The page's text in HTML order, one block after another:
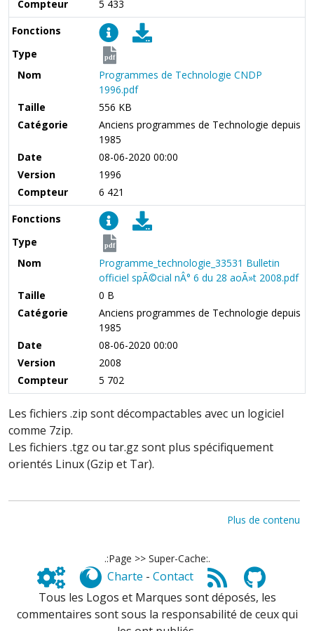
Compteur
5 433
Fonctions
Type
pdf
Nom
Programmes de Technologie CNDP
1996.pdf
Taille
556 KB
Catégorie
Anciens programmes de Technologie depuis
1985
Date
08-06-2020 00:00
Version
1996
Compteur
6 421
Fonctions
Type
pdf
Nom
Programme_technologie_33531 Bulletin
officiel spÃ©cial nÂ° 6 du 28 aoÃ»t 2008.pdf
Taille
0 B
Catégorie
Anciens programmes de Technologie depuis
1985
Date
08-06-2020 00:00
Version
2008
Compteur
5 702
Les fichiers .zip sont décompactables avec un logiciel
comme 7zip.
Les fichiers .tgz ou tar.gz sont plus spécifiquement
orientés Linux (Gzip et Tar).
Plus de contenu
.:Page >> Super-Cache:.
Charte - Contact
Tous les Logos et Marques sont déposés, les
commentaires sont sous la responsabilité de ceux qui